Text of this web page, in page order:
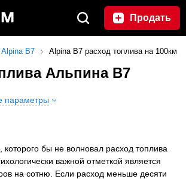
Продать
B7 Alpina B7 расход топлива на 100км
Альпина В7
параметры
которого бы не волновал расход топлива
важной отметкой является
на сотню. Если расход меньше десяти